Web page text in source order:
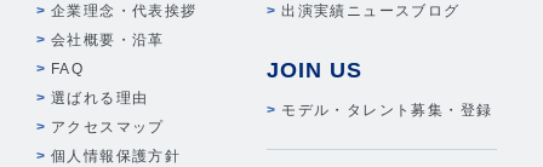
企業理念・代表挨拶
会社概要・沿革
FAQ
選ばれる理由
アクセスマップ
個人情報保護方針
出演実績ニュースブログ
JOIN US
モデル・タレント募集・登録